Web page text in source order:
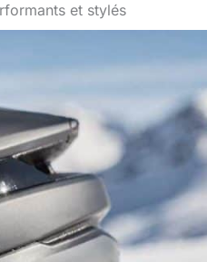
et stylés